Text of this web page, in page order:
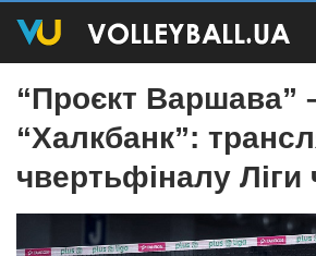
“Проєкт Варшава”
“Халкбанк”:
чвертьфіналу Ліги